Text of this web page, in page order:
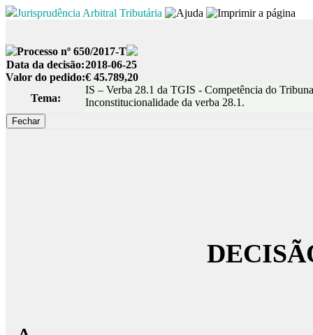
Jurisprudência Arbitral Tributária
Processo nº 650/2017-T
Data da decisão:2018-06-25
Valor do pedido:€ 45.789,20
Tema:
IS – Verba 28.1 da TGIS - Competência do
Inconstitucionalidade da verba 28.1.